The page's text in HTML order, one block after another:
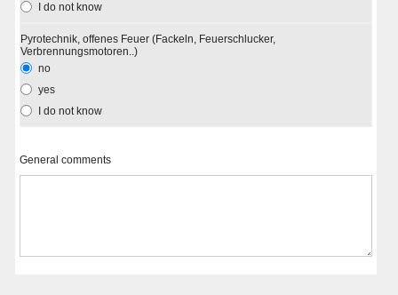
I do not know
Pyrotechnik, offenes Feuer (Fackeln, Feuerschlucker,
Verbrennungsmotoren..)
no
yes
I do not know
General comments